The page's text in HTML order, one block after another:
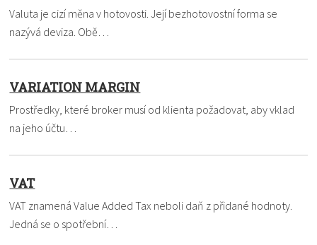
Valuta je cizí měna v hotovosti. Její bezhotovostní forma se
nazývá deviza. Obě…
VARIATION MARGIN
Prostředky, které broker musí od klienta požadovat, aby vklad
na jeho účtu…
VAT
VAT znamená Value Added Tax neboli daň z přidané hodnoty.
Jedná se o spotřební…